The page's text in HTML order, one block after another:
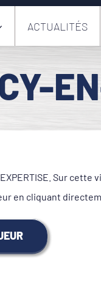
ACTUALITÉS
Sur
en cliquant